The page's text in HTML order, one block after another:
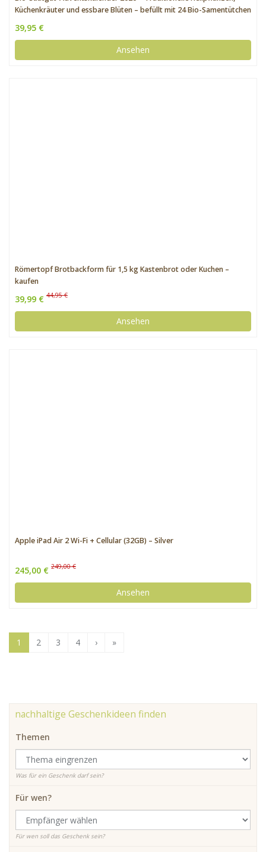
Küchenkräuter und essbare Blüten – befüllt mit 24 Bio-Samentütchen
39,95 €
Ansehen
Römertopf Brotbackform für 1,5 kg Kastenbrot oder Kuchen –
kaufen
39,99 € 44,95 €
Ansehen
Apple iPad Air 2 Wi-Fi + Cellular (32GB) – Silver
245,00 € 249,00 €
Ansehen
1 2 3 4 › »
nachhaltige Geschenkideen finden
Themen
Was für ein Geschenk darf sein?
Für wen?
Für wen soll das Geschenk sein?